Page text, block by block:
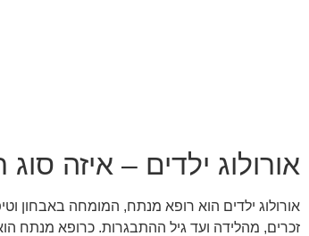
אורולוג ילדים – איזה
אורולוג ילדים הוא רופא מנתח, המומחה באבחון
זכרים, מהלידה ועד גיל ההתבגרות. כרופא מנתח